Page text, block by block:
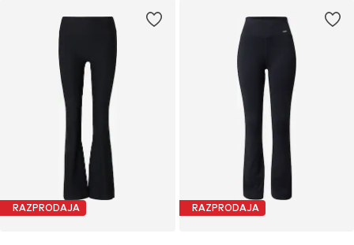
RAZPRODAJA RAZPRODAJA